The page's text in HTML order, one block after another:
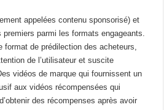
appelées contenu sponsorisé) et
parmi les formats engageants.
format de prédilection des acheteurs,
de l’utilisateur et suscite
vidéos de marque qui fournissent un
aux vidéos récompensées qui
des récompenses après avoir